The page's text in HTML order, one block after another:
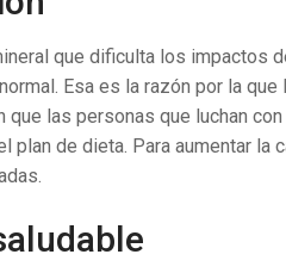
que dificulta los impactos
Esa es la razón por la que
las personas que luchan
de dieta. Para aumentar la